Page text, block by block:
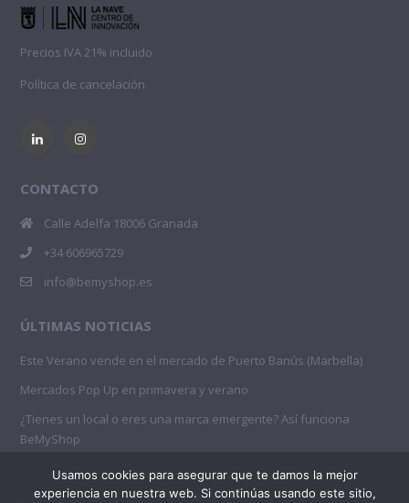
Precios IVA 21% incluido
Política de cancelación
CONTACTO
Calle Adelfa 18006 Granada
+34 606965729
info@bemyshop.es
ÚLTIMAS NOTICIAS
Este Verano vende en el mercado de Puerto Banús (Marbella)
Mercados Pop Up en primavera y verano
¿Tienes un local o eres una marca emergente? Así funciona
BeMyShop
Usamos cookies para asegurar que te damos la mejor
experiencia en nuestra web. Si continúas usando este sitio,